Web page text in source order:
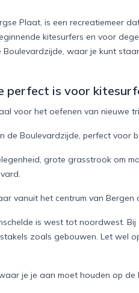
Plaat, is een recreatiemeer
kitesurfers en voor
waar je kunt
perfect is voor
voor het oefenen van nieuwe
de Boulevardzijde, perfect voor
grote grasstrook om
vanuit het centrum van
is west tot noordwest.
zoals gebouwen. Let wel
je je aan moet houden op de